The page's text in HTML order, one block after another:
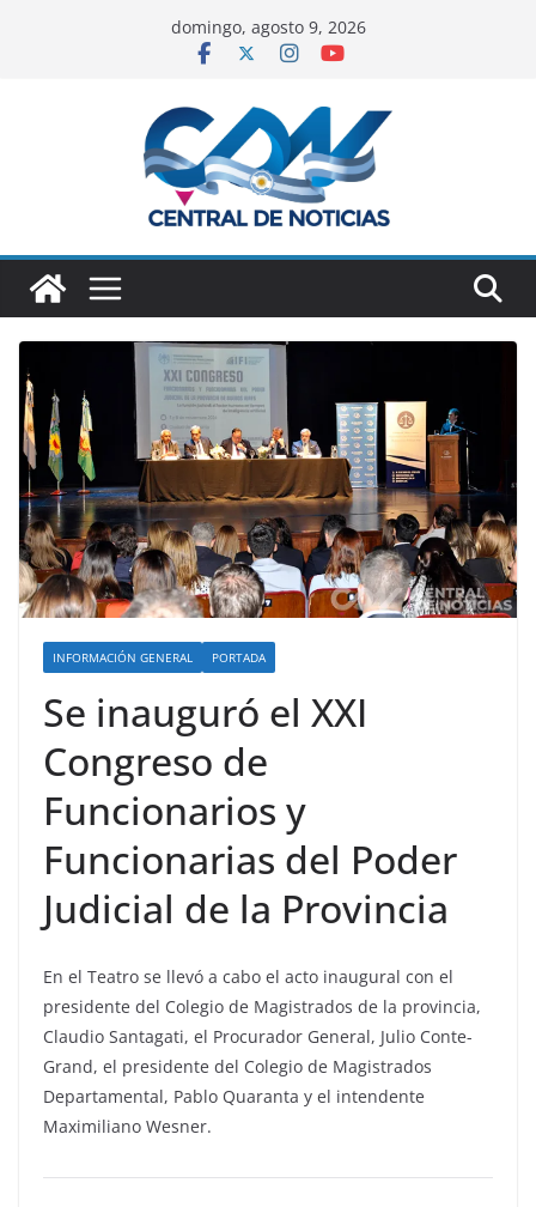
domingo, agosto 9, 2026
INFORMACIÓN GENERAL PORTADA
Se inauguró el XXI
Congreso de
Funcionarios y
Funcionarias del Poder
Judicial de la Provincia
En el Teatro se llevó a cabo el acto inaugural con el
presidente del Colegio de Magistrados de la provincia,
Claudio Santagati, el Procurador General, Julio Conte-
Grand, el presidente del Colegio de Magistrados
Departamental, Pablo Quaranta y el intendente
Maximiliano Wesner.